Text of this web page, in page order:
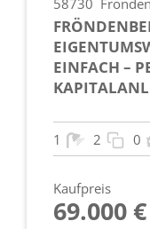
58730
EINFACH –
1 2 0
Kaufpreis
69.000 €